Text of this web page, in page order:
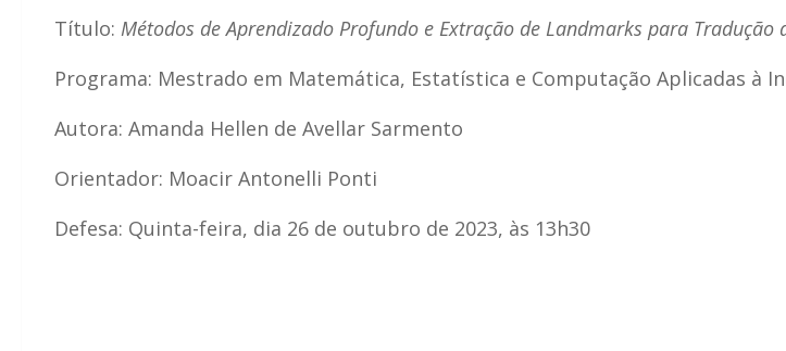
Título: Métodos de Aprendizado Profundo e Extração de Landmarks para Tradução
Programa: Mestrado em Matemática, Estatística e Computação Aplicadas à
Autora: Amanda Hellen de Avellar Sarmento
Orientador: Moacir Antonelli Ponti
Defesa: Quinta-feira, dia 26 de outubro de 2023, às 13h30